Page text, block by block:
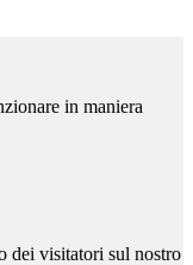
in maniera
dei visitatori sul nostro